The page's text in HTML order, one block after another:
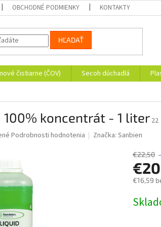
OBCHODNÉ PODMIENKY KONTAKTY
HĽADAŤ
čistiarne (ČOV) Secoh dúchadlá
100% koncentrát - 1 liter22
Podrobnosti hodnotenia Značka:Sanbien
€22,50
€16,59
cena: